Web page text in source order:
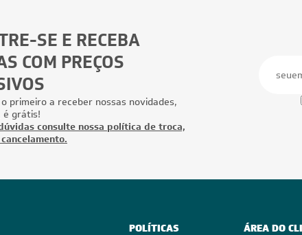
SE E RECEBA
COM PREÇOS
primeiro a receber nossas novidades,
é grátis!
consulte nossa política de troca,
POLÍTICAS ÁREA DO